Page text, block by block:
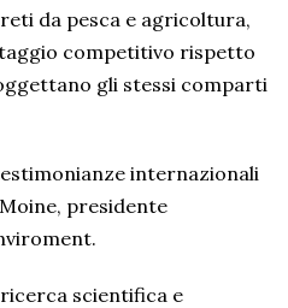
da pesca e agricoltura,
competitivo rispetto
gli stessi comparti
internazionali
presidente
scientifica e